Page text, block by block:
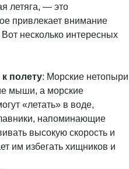
летяга, — это
привлекает внимание
несколько интересных
полету: Морские нетопыри
мыши, а морские
«летать» в воде,
напоминающие
высокую скорость и
им избегать хищников и